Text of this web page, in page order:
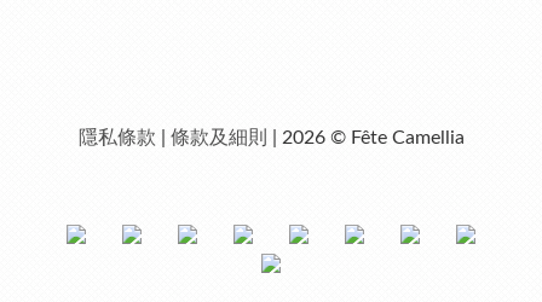
隱私條款 條款及細則 | 2026 © Fête Camellia